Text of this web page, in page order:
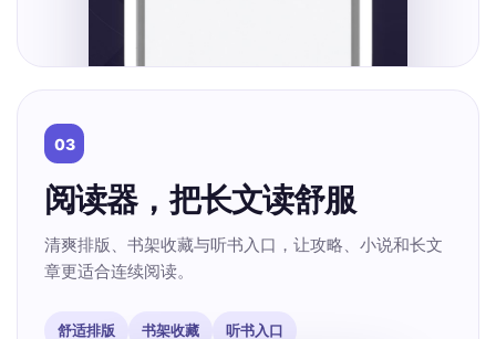
03
阅读器，把长文读舒服
清爽排版、书架收藏与听书入口，让攻略、小说和长文
章更适合连续阅读。
舒适排版 书架收藏 听书入口